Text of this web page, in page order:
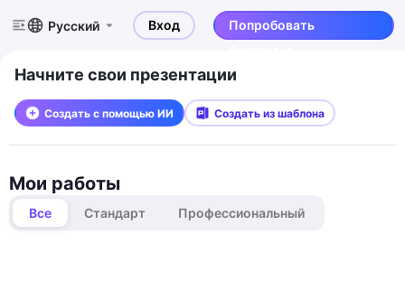
Русский Вход
Попробовать
Начните свои презентации
Создать с помощью ИИ Создать из шаблона
Мои работы
Все Стандарт Профессиональный